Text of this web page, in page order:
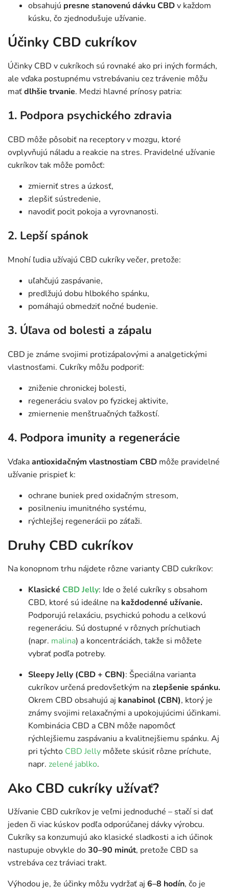
obsahujú presne stanovenú dávku CBDv každom
kúsku, čo zjednodušuje užívanie.
Účinky CBD cukríkov
Účinky CBD v cukríkoch sú rovnaké ako pri iných formách,
ale vďaka postupnému vstrebávaniu cez trávenie môžu
maťdlhšie trvanie. Medzi hlavné prínosy patria:
1. Podpora psychického zdravia
CBD môže pôsobiť na receptory v mozgu, ktoré
ovplyvňujú náladu a reakcie na stres. Pravidelné užívanie
cukríkov tak môže pomôcť:
zmierniť stres a úzkosť,
zlepšiť sústredenie,
navodiť pocit pokoja a vyrovnanosti.
2. Lepší spánok
Mnohí ľudia užívajú CBD cukríky večer, pretože:
uľahčujú zaspávanie,
predlžujú dobu hlbokého spánku,
pomáhajú obmedziť nočné budenie.
3. Úľava od bolesti a zápalu
CBD je známe svojimi protizápalovými a analgetickými
vlastnosťami. Cukríky môžu podporiť:
zniženie chronickej bolesti,
regeneráciu svalov po fyzickej aktivite,
zmiernenie menštruačných ťažkostí.
4. Podpora imunity a regenerácie
Vďakaantioxidačným vlastnostiam CBD môže pravidelné
užívanie prispieť k:
ochrane buniek pred oxidačným stresom,
posilneniu imunitného systému,
rýchlejšej regenerácii po záťaži.
Druhy CBD cukríkov
Na konopnom trhu nájdete rôzne varianty CBD cukríkov:
Klasické CBD Jelly: Ide o želé cukríky s obsahom
CBD, ktoré sú ideálne na každodenné užívanie.
Podporujú relaxáciu, psychickú pohodu a celkovú
regeneráciu. Sú dostupné v rôznych príchutiach
(napr. malina) a koncentráciách, takže si môžete
vybrať podľa potreby.
Sleepy Jelly (CBD + CBN): Špeciálna varianta
cukríkov určená predovšetkým nazlepšenie spánku.
Okrem CBD obsahujú aj kanabinol (CBN), ktorý je
známy svojimi relaxačnými a upokojujúcimi účinkami.
Kombinácia CBD a CBN môže napomôcť
rýchlejšiemu zaspávaniu a kvalitnejšiemu spánku. Aj
pri týchto CBD Jelly môžete skúsiť rôzne príchute,
napr. zelené jablko.
Ako CBD cukríky užívať?
Užívanie CBD cukríkov je veľmi jednoduché – stačí si dať
jeden či viac kúskov podľa odporúčanej dávky výrobcu.
Cukríky sa konzumujú ako klasické sladkosti a ich účinok
nastupuje obvykle do30–90 minút, pretože CBD sa
vstrebáva cez tráviaci trakt.
Výhodou je, že účinky môžu vydržať aj 6–8 hodín, čo je